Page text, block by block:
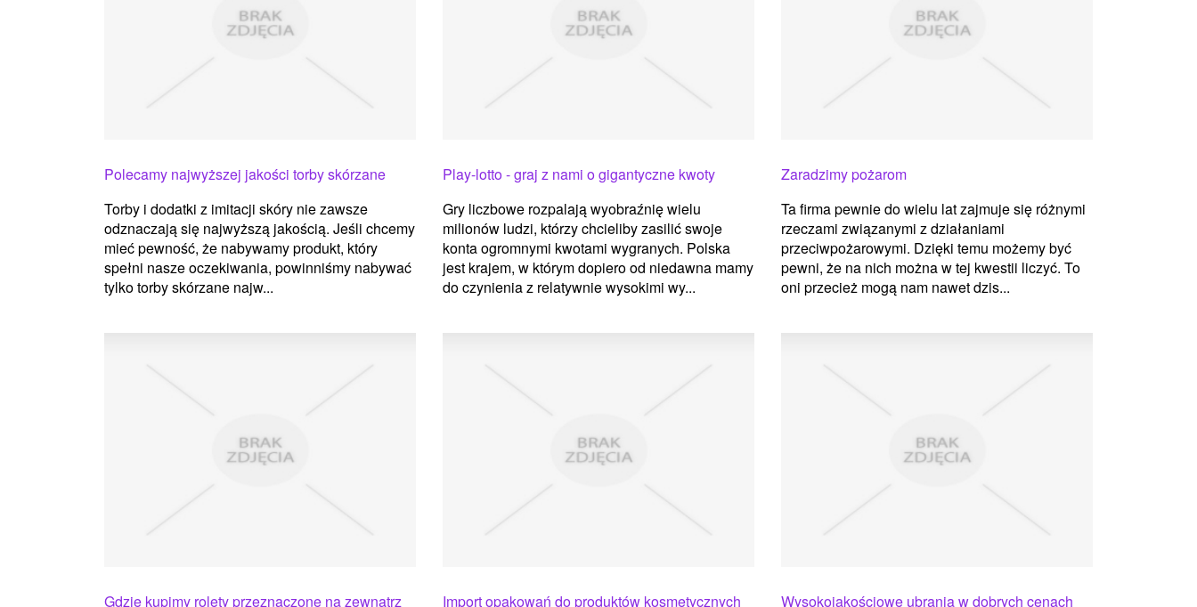
Polecamy najwyższej jakości torby skórzane
Torby i dodatki z imitacji skóry nie zawsze
odznaczają się najwyższą jakością. Jeśli chcemy
mieć pewność, że nabywamy produkt, który
spełni nasze oczekiwania, powinniśmy nabywać
tylko torby skórzane najw...
Play-lotto - graj z nami o gigantyczne kwoty
Gry liczbowe rozpalają wyobraźnię wielu
milionów ludzi, którzy chcieliby zasilić swoje
konta ogromnymi kwotami wygranych. Polska
jest krajem, w którym dopiero od niedawna mamy
do czynienia z relatywnie wysokimi wy...
Zaradzimy pożarom
Ta firma pewnie do wielu lat zajmuje się różnymi
rzeczami związanymi z działaniami
przeciwpożarowymi. Dzięki temu możemy być
pewni, że na nich można w tej kwestii liczyć. To
oni przecież mogą nam nawet dzis...
Gdzie kupimy rolety przeznaczone na zewnątrz
Import opakowań do produktów kosmetycznych
Wysokojakościowe ubrania w dobrych cenach